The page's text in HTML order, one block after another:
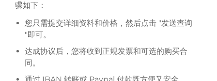
骤如下：
您只需提交详细资料和价格，然后点击 "发送查询
"即可。
达成协议后，您将收到正规发票和可选的购买合
同。